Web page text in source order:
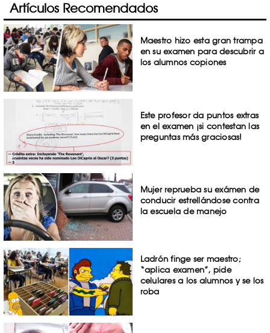
Artículos Recomendados
Maestro hizo esta gran trampa
en su examen para descubrir a
los alumnos copiones
Este profesor da puntos extras
en el examen ¡si contestan las
preguntas más graciosas!
Mujer reprueba su exámen de
conducir estrellándose contra
la escuela de manejo
Ladrón finge ser maestro;
“aplica examen”, pide
celulares a los alumnos y se los
roba